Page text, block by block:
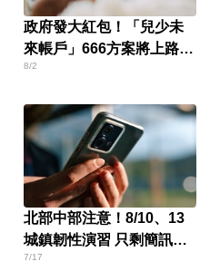
政府發大紅包！「兒少未
來帳戶」666方案將上路
提領細節一次看
8/2
北部中部注意！8/10、13
城鎮韌性演習 只剩簡訊通
話可用
7/17